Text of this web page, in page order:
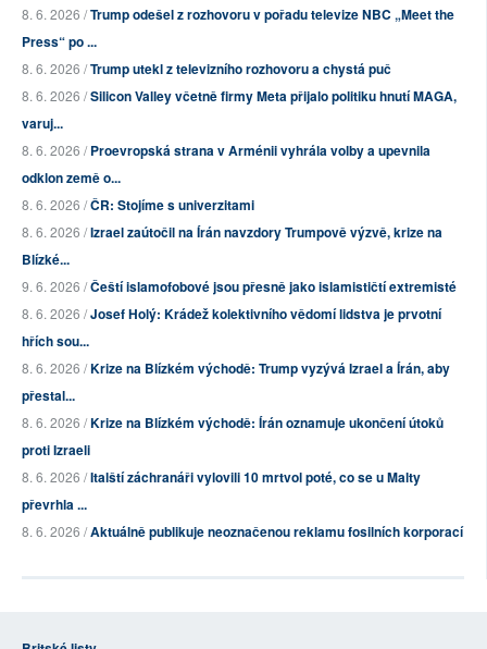
8. 6. 2026 /Trump odešel z rozhovoru v pořadu televize NBC „Meet the
Press“ po ...
8. 6. 2026 /Trump utekl z televizního rozhovoru a chystá puč
8. 6. 2026 /Silicon Valley včetně firmy Meta přijalo politiku hnutí MAGA,
varuj...
8. 6. 2026 /Proevropská strana v Arménii vyhrála volby a upevnila
odklon země o...
8. 6. 2026 /ČR: Stojíme s univerzitami
8. 6. 2026 /Izrael zaútočil na Írán navzdory Trumpově výzvě, krize na
Blízké...
9. 6. 2026 /Čeští islamofobové jsou přesně jako islamističtí extremisté
8. 6. 2026 /Josef Holý: Krádež kolektivního vědomí lidstva je prvotní
hřích sou...
8. 6. 2026 /Krize na Blízkém východě: Trump vyzývá Izrael a Írán, aby
přestal...
8. 6. 2026 /Krize na Blízkém východě: Írán oznamuje ukončení útoků
proti Izraeli
8. 6. 2026 /Italští záchranáři vylovili 10 mrtvol poté, co se u Malty
převrhla ...
8. 6. 2026 /Aktuálně publikuje neoznačenou reklamu fosilních korporací